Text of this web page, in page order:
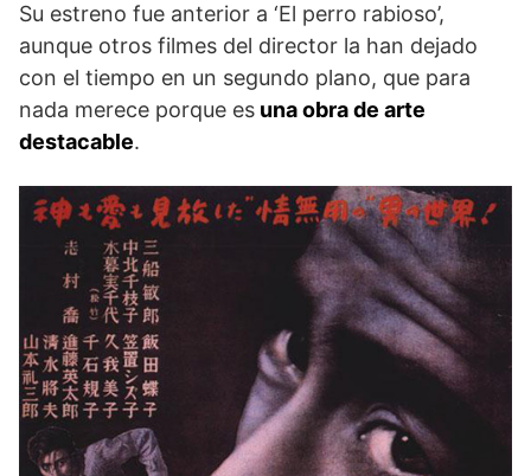
Su estreno fue anterior a ‘El perro rabioso’,
aunque otros filmes del director la han dejado
con el tiempo en un segundo plano, que para
nada merece porque es una obra de arte
destacable.